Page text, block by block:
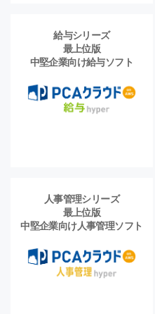
給与シリーズ
最上位版
中堅企業向け給与ソフト
人事管理シリーズ
最上位版
中堅企業向け人事管理ソフト